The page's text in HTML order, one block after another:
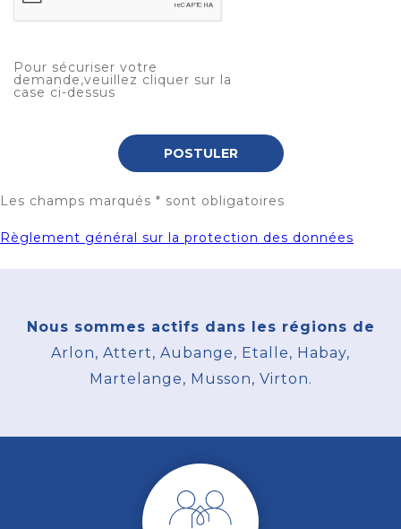
Pour sécuriser votre
demande,veuillez cliquer sur la
case ci-dessus
POSTULER
Les champs marqués * sont obligatoires
Règlement général sur la protection des données
Nous sommes actifs dans les régions de
Arlon, Attert, Aubange, Etalle, Habay,
Martelange, Musson, Virton.